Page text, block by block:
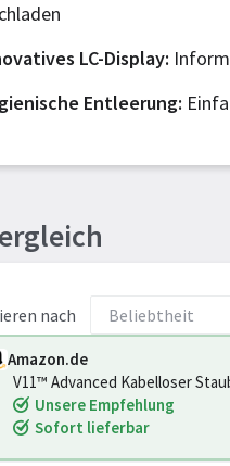
LC-Display
Entleerung
nach
Amazon.de
V11™ Advanced Kabelloser
Haarentwirrungstechnologie,
Unsere Empfehlung
Sofort lieferbar